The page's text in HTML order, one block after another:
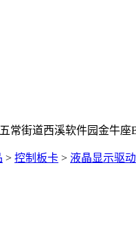
常街道西溪软件园金牛座
> 控制板卡 > 液晶显示驱